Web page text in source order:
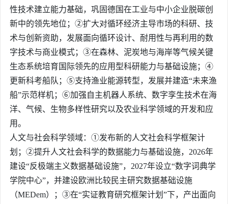
性技术建立能力基础，巩固德国在工业与中小企业脱碳创
新中的领先地位；②扩大对循环经济主导市场的科研、技
术与创新资助，发展面向循环设计、耐用性与再利用的数
字技术与商业模式；③在森林、泥炭地与海岸等气候关键
生态系统培育国际领先的应用型科研能力与基础设施；④
更新科考船队；⑤支持渔业能源转型，发展并建造“未来渔
船”示范样机；⑥加强自主机器人系统、数字孪生技术在海
洋、气候、生物多样性研究以及农业科学领域的开发和应
用。
人文与社会科学领域：①发布新的人文社会科学框架计
划；②提升人文社会科学的数据能力与基础设施，2026年
建设“反极端主义数据基础设施”，2027年设立“数字词典学
学院中心”，并建设欧洲比较民主研究数据基础设施
（MEDem）；③在“实证教育研究框架计划”下，产出面向